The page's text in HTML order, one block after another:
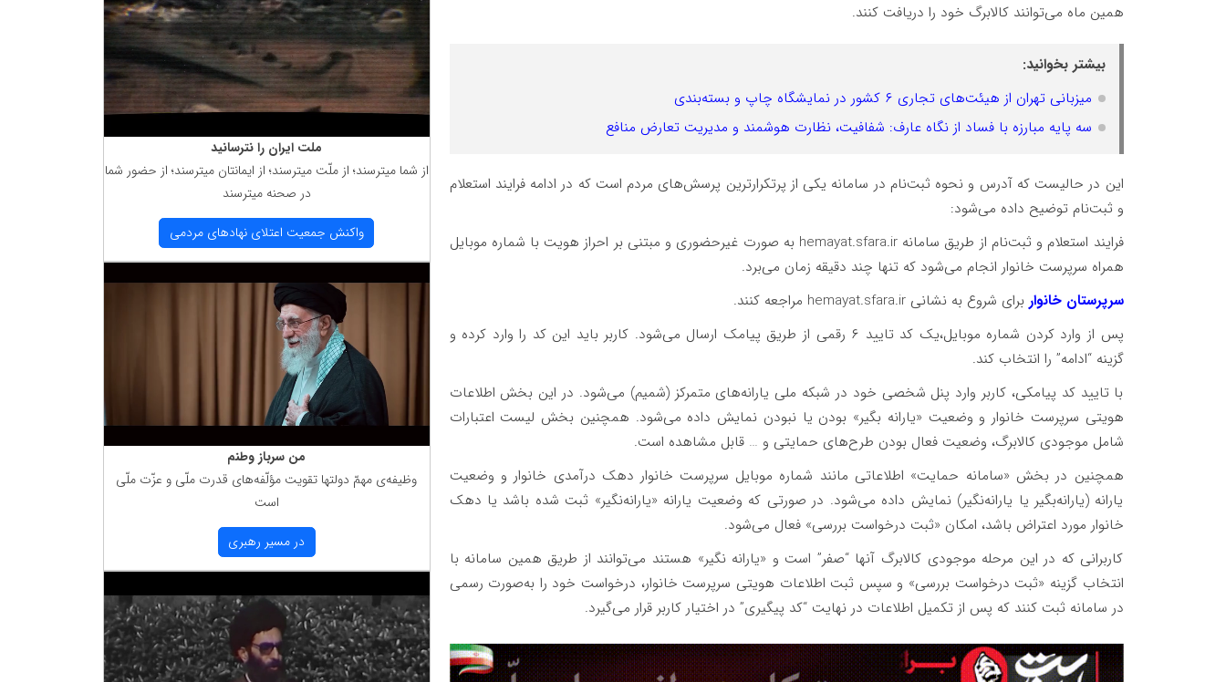
همین ماه می‌توانند کالابرگ خود را دریافت کنند.
بیشتر بخوانید:
میزبانی تهران از هیئت‌های تجاری ۶ کشور در نمایشگاه چاپ و بسته‌بندی
سه پایه مبارزه با فساد از نگاه عارف: شفافیت، نظارت هوشمند و مدیریت تعارض منافع
این در حالیست که آدرس و نحوه ثبت‌نام در سامانه یکی از پرتکرارترین پرسش‌های مردم است که در ادامه فرایند استعلام
و ثبت‌نام توضیح داده می‌شود:
فرایند استعلام و ثبت‌نام از طریق سامانه hemayat.sfara.ir به صورت غیرحضوری و مبتنی بر احراز هویت با شماره موبایل
همراه سرپرست خانوار انجام می‌شود که تنها چند دقیقه زمان می‌برد.
سرپرستان خانوار برای شروع به نشانی hemayat.sfara.ir مراجعه کنند.
پس از وارد کردن شماره موبایل،‌یک کد تایید ۶ رقمی از طریق پیامک ارسال می‌شود. کاربر باید این کد را وارد کرده و
گزینه “ادامه” را انتخاب کند.
با تایید کد پیامکی، کاربر وارد پنل شخصی خود در شبکه ملی یارانه‌های متمرکز (شمیم) می‌شود. در این بخش اطلاعات
هویتی سرپرست خانوار و وضعیت «یارانه بگیر» بودن یا نبودن نمایش داده می‌شود. همچنین بخش لیست اعتبارات
شامل موجودی کالابرگ، وضعیت فعال بودن طرح‌های حمایتی و … قابل مشاهده است.
همچنین در بخش «سامانه حمایت» اطلاعاتی مانند شماره موبایل سرپرست خانوار دهک درآمدی خانوار و وضعیت
یارانه (یارانه‌بگیر یا یارانه‌نگیر) نمایش داده می‌شود. در صورتی که وضعیت یارانه «یارانه‌نگیر» ثبت شده باشد یا دهک
خانوار مورد اعتراض باشد، امکان «ثبت درخواست بررسی» فعال می‌شود.
کاربرانی که در این مرحله موجودی کالابرگ آنها “صفر” است و «یارانه‌ نگیر» هستند می‌توانند از طریق همین سامانه با
انتخاب گزینه «ثبت درخواست بررسی» و سپس ثبت اطلاعات هویتی سرپرست خانوار، درخواست خود را به‌صورت رسمی
در سامانه ثبت کنند که پس از تکمیل اطلاعات در نهایت “کد پیگیری” در اختیار کاربر قرار می‌گیرد.
ملت ایران را نترسانید
از شما میترسند؛ از ملّت میترسند؛ از ایمانتان میترسند؛ از حضور شما
در صحنه میترسند
واكنش جمعیت اعتلای نهادهای مردمی
من سرباز وطنم
وظیفه‌ی مهمّ دولتها تقویت مؤلّفه‌های قدرت ملّی و عزّت ملّی
است
در مسیر رهبری